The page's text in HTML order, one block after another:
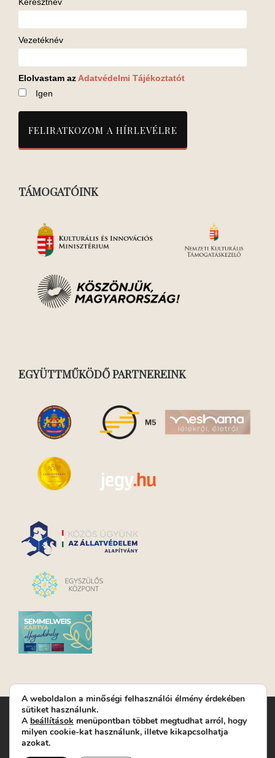
Vezetéknév
Elolvastam az Adatvédelmi Tájékoztatót
Igen
TÁMOGATÓINK
EGYÜTTMŰKÖDŐ PARTNEREINK
Turay Ida Színház Közhasznú Nonprofit Kft. | Működési
helyszín: Turay Ida Színház 1089 Budapest, Kálvária tér 6. |
Levelezési cím: 1089 Budapest, Kálvária tér 14. | Titkárság:
A weboldalon a minőségi felhasználói élmény érdekében
sütiket használunk.
A beállítások menüpontban többet megtudhat arról, hogy
milyen cookie-kat használunk, illetve kikapcsolhatja
azokat.